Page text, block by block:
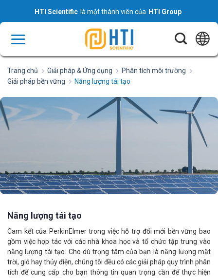
content
HTI Scientific là một thành viên của HTI Group
Trang chủ Giải pháp & Ứng dụng
Phân tích môi trường
Giải pháp bền vững
Năng lượng tái tạo
Năng lượng tái tạo
Cam kết của PerkinElmer trong việc hỗ trợ đổi mới bền vững bao
gồm việc hợp tác với các nhà khoa học và tổ chức tập trung vào
năng lượng tái tạo. Cho dù trọng tâm của bạn là năng lượng mặt
trời, gió hay thủy điện, chúng tôi đều có các giải pháp quy trình phân
tích để cung cấp cho bạn thông tin quan trọng cần để thực hiện